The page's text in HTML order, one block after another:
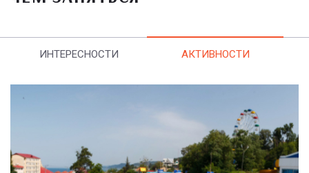
ИНТЕРЕСНОСТИ АКТИВНОСТИ